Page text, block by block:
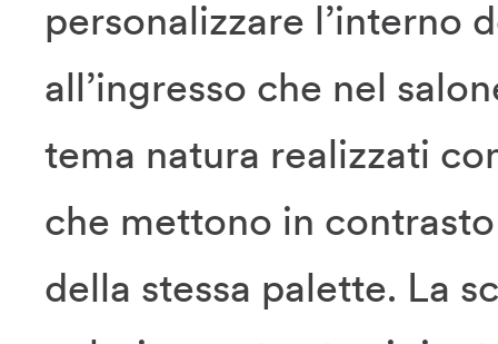
personalizzare l’interno
all’ingresso che nel
tema natura realizzati
che mettono in
della stessa palette. La